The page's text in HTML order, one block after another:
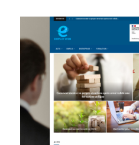
circulation
d'informations